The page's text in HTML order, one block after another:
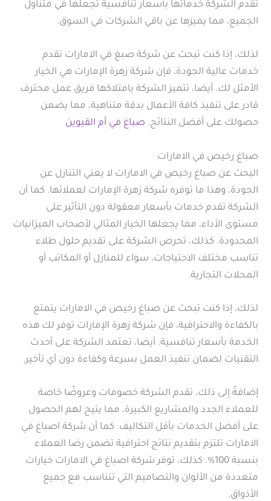
تقدم الشركة خدماتها بأسعار تنافسية تجعلها في متناول
الجميع، مما يميزها عن باقي الشركات في السوق.
لذلك، إذا كنت تبحث عن شركة صبغ في الامارات تقدم
خدمات عالية الجودة، فإن شركة زهرة الإمارات هي الخيار
الأمثل لك. أيضا، تتميز الشركة بامتلاكها فريق عمل محترف
قادر على تنفيذ كافة الأعمال بدقة متناهية، مما يضمن
حصولك على أفضل النتائج. صباغ في أم القيوين
صباغ رخيص في الامارات
البحث عن صباغ رخيص في الامارات لا يعني التنازل عن
الجودة، وهذا ما توفره شركة زهرة الإمارات لعملائها. كما أن
الشركة تقدم خدمات بأسعار معقولة دون التأثير على
مستوى الأداء، مما يجعلها الخيار المثالي لأصحاب الميزانيات
المحدودة. كذلك، تحرص الشركة على تقديم حلول طلاء
تناسب مختلف الاحتياجات، سواء للمنازل أو المكاتب أو
المحلات التجارية.
لذلك، إذا كنت تبحث عن صباغ رخيص في الامارات يتمتع
بالكفاءة والاحترافية، فإن شركة زهرة الإمارات توفر لك هذه
الخدمة بأسعار تنافسية. أيضا، تعتمد الشركة على أحدث
التقنيات لضمان تنفيذ العمل بسرعة وكفاءة دون أي تأخير.
إضافةً إلى ذلك، تقدم الشركة خصومات وعروضًا خاصة
للعملاء الجدد والمشاريع الكبيرة، مما يتيح لهم الحصول
على أفضل الخدمات بأقل التكاليف. كما أن شركة اصباغ في
الامارات تلتزم بتقديم نتائج احترافية تضمن رضا العملاء
بنسبة 100%. كذلك، توفر شركة اصباغ في الامارات خيارات
متعددة من الألوان والتصاميم التي تتناسب مع جميع
الأذواق.